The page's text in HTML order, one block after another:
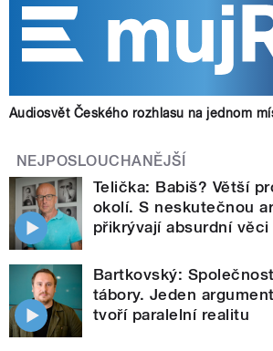
Audiosvět Českého rozhlasu na jednom
NEJPOSLOUCHANĚJŠÍ
Telička: Babiš? Větší
okolí. S neskutečnou
přikrývají absurdní věci
Bartkovský:
tábory. Jeden
tvoří paralelní realitu